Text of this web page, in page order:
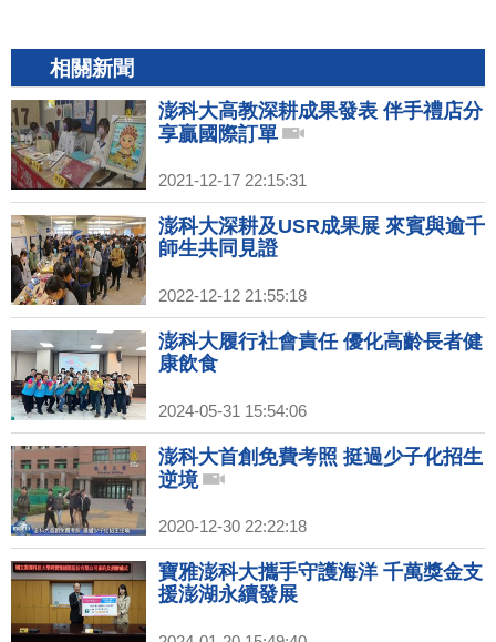
相關新聞
澎科大高教深耕成果發表 伴手禮店分
享贏國際訂單
2021-12-17 22:15:31
澎科大深耕及USR成果展 來賓與逾千
師生共同見證
2022-12-12 21:55:18
澎科大履行社會責任 優化高齡長者健
康飲食
2024-05-31 15:54:06
澎科大首創免費考照 挺過少子化招生
逆境
2020-12-30 22:22:18
寶雅澎科大攜手守護海洋 千萬獎金支
援澎湖永續發展